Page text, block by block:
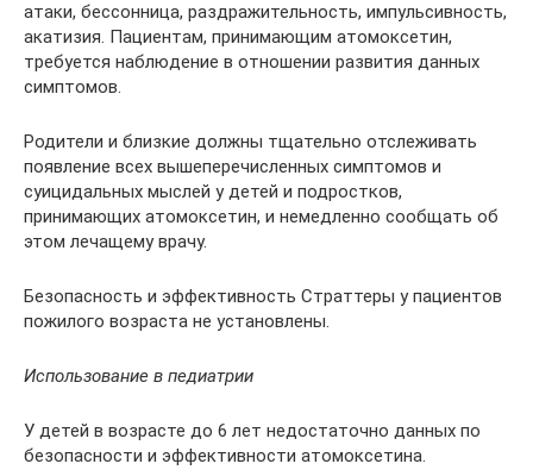
атаки, бессонница, раздражительность, импульсивность,
акатизия. Пациентам, принимающим атомоксетин,
требуется наблюдение в отношении развития данных
симптомов.
Родители и близкие должны тщательно отслеживать
появление всех вышеперечисленных симптомов и
суицидальных мыслей у детей и подростков,
принимающих атомоксетин, и немедленно сообщать об
этом лечащему врачу.
Безопасность и эффективность Страттеры у пациентов
пожилого возраста не установлены.
Использование в педиатрии
У детей в возрасте до 6 лет недостаточно данных по
безопасности и эффективности атомоксетина.